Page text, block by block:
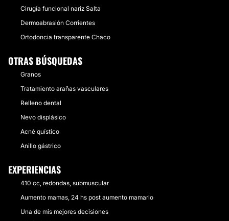
Cirugía funcional nariz Salta
Dermoabrasión Corrientes
Ortodoncia transparente Chaco
OTRAS BÚSQUEDAS
Granos
Tratamiento arañas vasculares
Relleno dental
Nevo displásico
Acné quístico
Anillo gástrico
EXPERIENCIAS
410 cc, redondas, submuscular
Aumento mamas, 24 hs post aumento mamario
Una de mis mejores decisiones